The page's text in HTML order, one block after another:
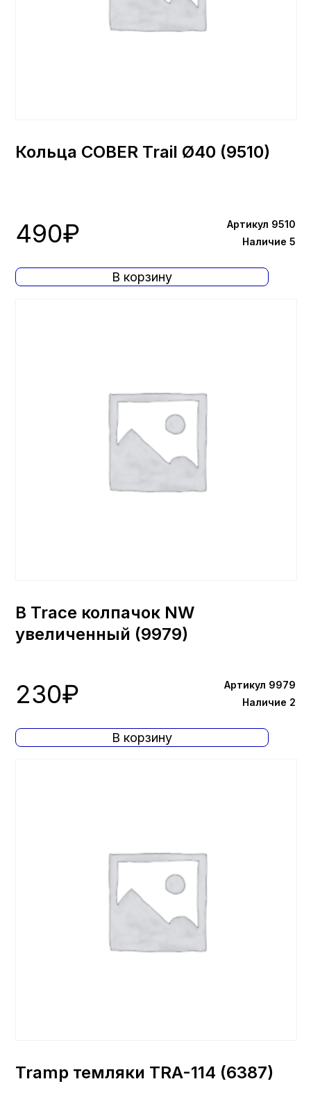
Кольца COBER Trail Ø40 (9510)
490₽
Артикул 9510
Наличие 5
В корзину
B Trace колпачок NW
увеличенный (9979)
230₽
Артикул 9979
Наличие 2
В корзину
Tramp темляки TRA-114 (6387)